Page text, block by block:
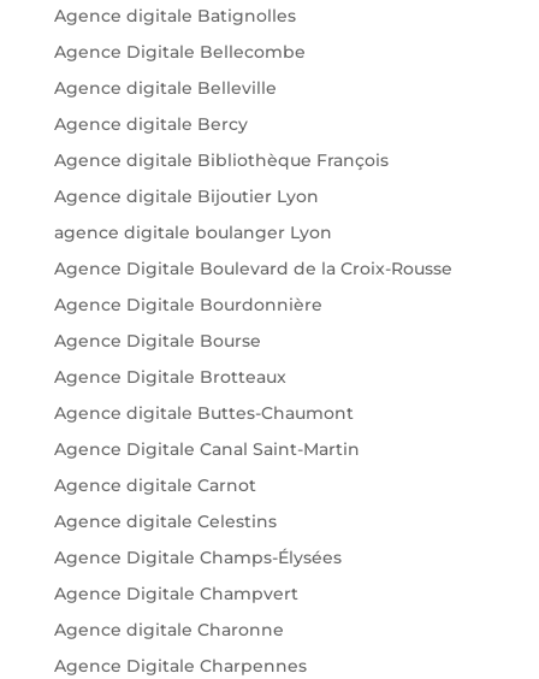
Agence digitale Batignolles
Agence Digitale Bellecombe
Agence digitale Belleville
Agence digitale Bercy
Agence digitale Bibliothèque François
Agence digitale Bijoutier Lyon
agence digitale boulanger Lyon
Agence Digitale Boulevard de la Croix-Rousse
Agence Digitale Bourdonnière
Agence Digitale Bourse
Agence Digitale Brotteaux
Agence digitale Buttes-Chaumont
Agence Digitale Canal Saint-Martin
Agence digitale Carnot
Agence digitale Celestins
Agence Digitale Champs-Élysées
Agence Digitale Champvert
Agence digitale Charonne
Agence Digitale Charpennes